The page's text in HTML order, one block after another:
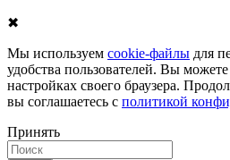
✖
Мы используем cookie-файлы для
удобства пользователей. Вы можете
настройках своего браузера.
вы соглашаетесь с политикой
Принять